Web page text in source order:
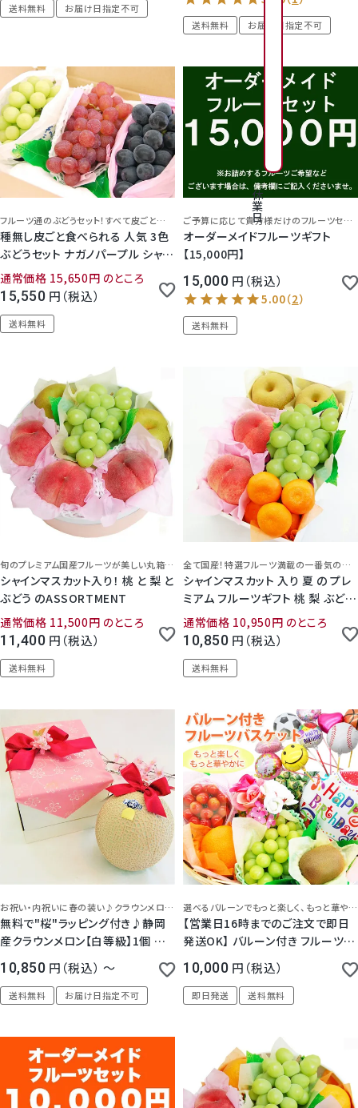
1
6
1
7
1
8
1
9
2
2
3
2 2
5
2
6
2 2
3
0
3
1
3 4
2 2 2 2
2
7 8
2
9
3
0
休
業
日
送料無料 お届け日指定不可
5.00（ ）
送料無料 お届け日指定不可
フルーツ通のぶどうセット！すべて皮ごと食べられて種がない今をトキメクぶどう3種
種無し皮ごと食べられる 人気 3色
ぶどうセット ナガノパープル シャイ
ンマスカット クイーンルージュorサ
ニードルチェ
通常価格 15,650 のところ
15,550 税込
送料無料
ご予算に応じて貴方様だけのフルーツセットお作りします！
オーダーメイドフルーツギフト
【15,000円】
15,000 税込
5.00（2）
送料無料
旬のプレミアム国産フルーツが美しい丸箱に満載
シャインマスカット入り！ 桃 と 梨 と
ぶどう のASSORTMENT
通常価格 11,500 のところ
11,400 税込
送料無料
全て国産！特選フルーツ満載の一番気の夏ギフト
シャインマスカット 入り 夏 の プレ
ミアム フルーツギフト 桃 梨 ぶどう
みかん
通常価格 10,950 のところ
10,850 税込
送料無料
お祝い・内祝いに春の装い♪クラウンメロン品評会審査員を務めたバイヤー厳選！食べ頃日記載で安心！
無料で"桜"ラッピング付き♪静岡
産クラウンメロン【白等級】1個 ギフ
ト プレゼント 果物 フルーツ 人気
高級 マスクメロン 健康 グルメ 送
料無料 内祝 お祝い 誕生日 お見舞
10,850 税込 〜
送料無料 お届け日指定不可
選べるバルーンでもっと楽しく、もっと華やかに！思わず笑顔になるバルーンと美味しいフルーツのサプライズ
【営業日16時までのご注文で即日
発送OK】 バルーン付き フルーツバ
スケット
10,000 税込
即日発送 送料無料